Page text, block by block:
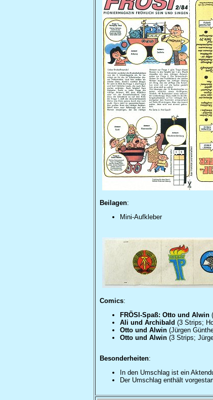
Beilagen:
Mini-Aufkleber
Comics:
FRÖSI-Spaß: Otto und Alwin
Ali und Archibald (3 Strips;
Otto und Alwin (Jürgen
Otto und Alwin (3 Strips;
Besonderheiten:
In den Umschlag ist ein
Der Umschlag enthält